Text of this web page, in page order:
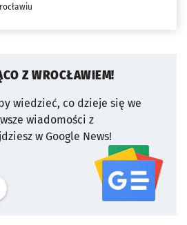
Z WROCŁAWIEM!
wiedzieć, co dzieje się we
wiadomości z
w Google News!
serwisu